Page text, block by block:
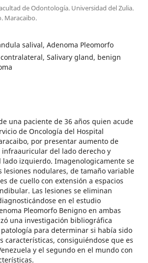
de Odontología. Universidad del Zulia.
Maracaibo.
salival, Adenoma Pleomorfo
Salivary gland, benign
una paciente de 36 años quien acude
de Oncología del Hospital
por presentar aumento de
del lado derecho y
izquierdo. Imagenologicamente se
lesiones nodulares, de tamaño variable
de cuello con extensión a espacios
Las lesiones se eliminan
en el estudio
Pleomorfo Benigno en ambas
una investigación bibliográfica
para determinar si había sido
características, consiguiéndose que es
y el segundo en el mundo con